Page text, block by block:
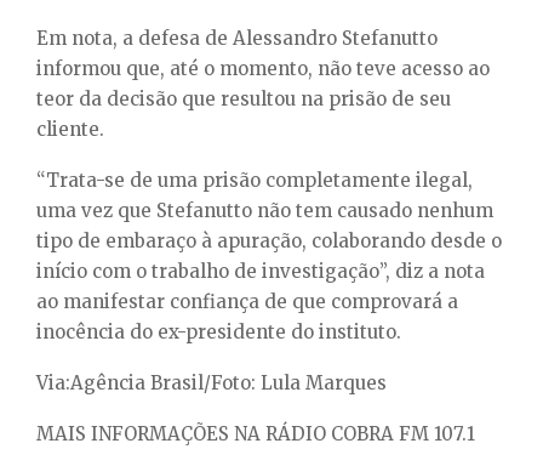
Em nota, a defesa de Alessandro Stefanutto
informou que, até o momento, não teve acesso ao
teor da decisão que resultou na prisão de seu
cliente.
“Trata-se de uma prisão completamente ilegal,
uma vez que Stefanutto não tem causado nenhum
tipo de embaraço à apuração, colaborando desde o
início com o trabalho de investigação”, diz a nota
ao manifestar confiança de que comprovará a
inocência do ex-presidente do instituto.
Via:Agência Brasil/Foto: Lula Marques
MAIS INFORMAÇÕES NA RÁDIO COBRA FM 107.1